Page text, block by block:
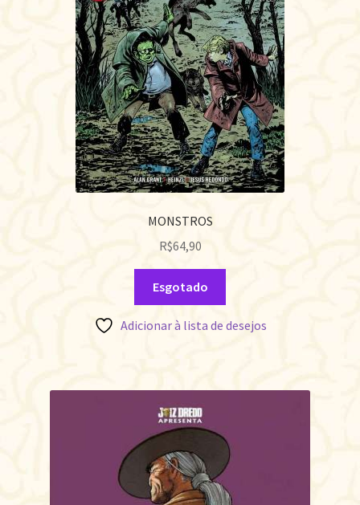
MONSTROS
R$64,90
Esgotado
Adicionar à lista de desejos